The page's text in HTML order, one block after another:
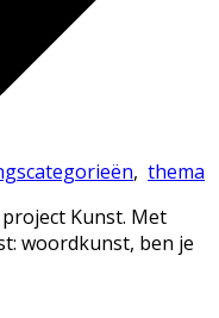
, thema
Kunst. Met
woordkunst, ben je